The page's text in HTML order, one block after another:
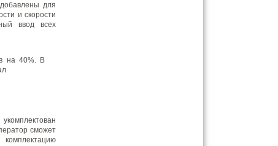
для
и скорости
ввод всех
на 40%. В
сможет